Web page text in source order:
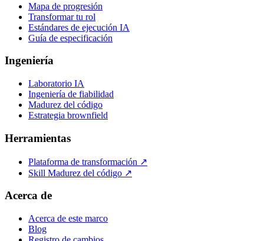
Mapa de progresión
Transformar tu rol
Estándares de ejecución IA
Guía de especificación
Ingeniería
Laboratorio IA
Ingeniería de fiabilidad
Madurez del código
Estrategia brownfield
Herramientas
Plataforma de transformación ↗
Skill Madurez del código ↗
Acerca de
Acerca de este marco
Blog